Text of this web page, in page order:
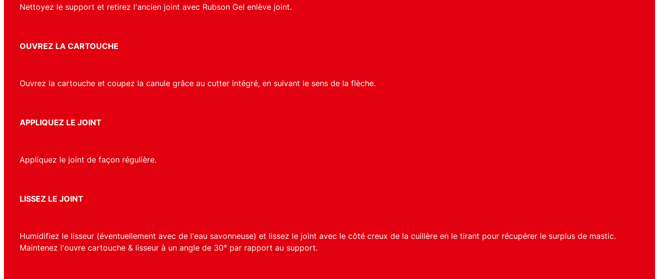
Nettoyez le support et retirez l'ancien joint avec Rubson Gel enlève joint.
OUVREZ LA CARTOUCHE
Ouvrez la cartouche et coupez la canule grâce au cutter intégré, en suivant le sens de la flèche.
APPLIQUEZ LE JOINT
Appliquez le joint de façon régulière.
LISSEZ LE JOINT
Humidifiez le lisseur (éventuellement avec de l'eau savonneuse) et lissez le joint avec le côté creux de la cuillère en le tirant pour récupérer le surplus de mastic.
Maintenez l'ouvre cartouche & lisseur à un angle de 30° par rapport au support.